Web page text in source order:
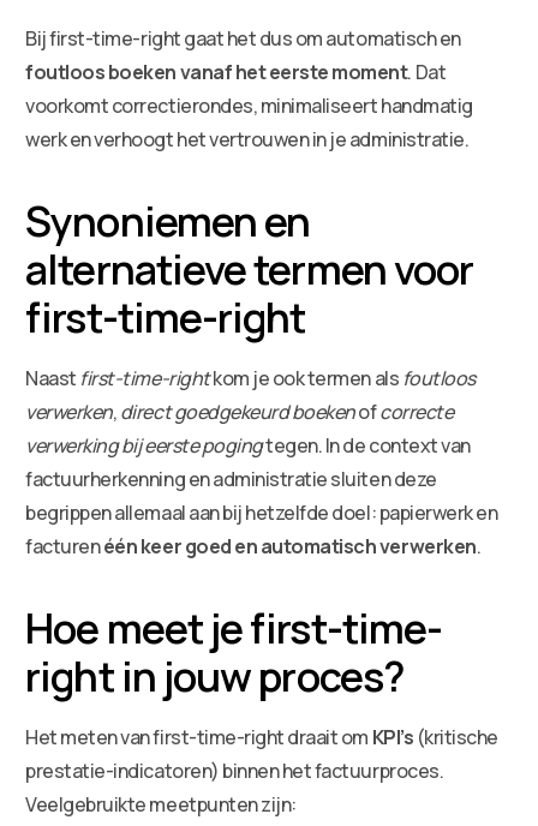
Bij first-time-right gaat het dus om automatisch en
foutloos boeken vanaf het eerste moment. Dat
voorkomt correctierondes, minimaliseert handmatig
werk en verhoogt het vertrouwen in je administratie.
Synoniemen en
alternatieve termen voor
first-time-right
Naast first-time-rightkom je ook termen als foutloos
verwerken,direct goedgekeurd boekenofcorrecte
verwerking bij eerste pogingtegen. In de context van
factuurherkenning en administratie sluiten deze
begrippen allemaal aan bij hetzelfde doel: papierwerk en
facturenéén keer goed en automatisch verwerken.
Hoe meet je first-time-
right in jouw proces?
Het meten van first-time-right draait om KPI’s (kritische
prestatie-indicatoren) binnen het factuurproces.
Veelgebruikte meetpunten zijn: